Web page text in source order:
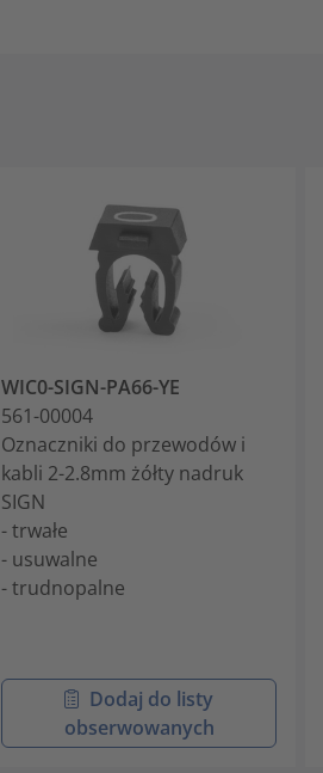
WIC0-SIGN-PA66-YE
561-00004
Oznaczniki do przewodów i
kabli 2-2.8mm żółty nadruk
SIGN
- trwałe
- usuwalne
- trudnopalne
Dodaj do listy
obserwowanych